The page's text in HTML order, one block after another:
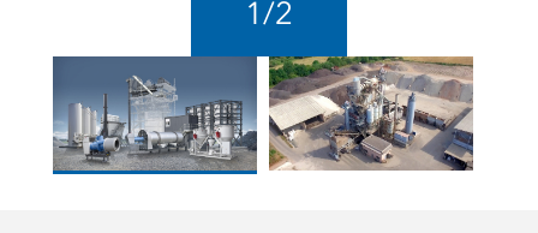
1/2